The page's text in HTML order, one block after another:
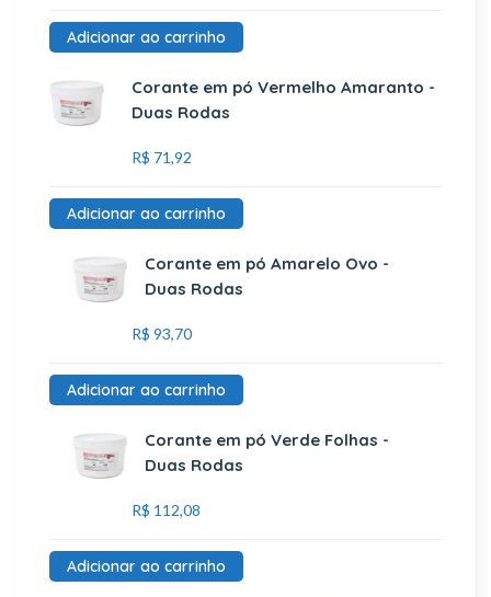
Adicionar ao carrinho
Corante em pó Vermelho Amaranto -
Duas Rodas
R$ 71,92
Adicionar ao carrinho
Corante em pó Amarelo Ovo -
Duas Rodas
R$ 93,70
Adicionar ao carrinho
Corante em pó Verde Folhas -
Duas Rodas
R$ 112,08
Adicionar ao carrinho